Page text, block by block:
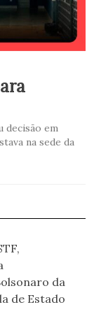
decisão em
na sede da
da
de Estado